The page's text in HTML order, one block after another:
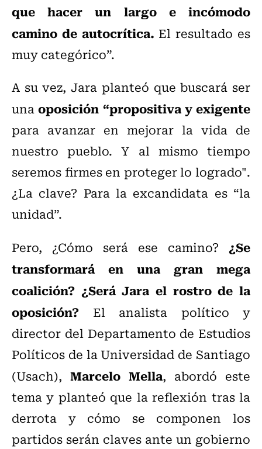
que hacer un largo e incómodo
camino de autocrítica. El resultado es
muy categórico”.
A su vez, Jara planteó que buscará ser
unaoposición “propositiva y exigente
para avanzar en mejorar la vida de
nuestro pueblo. Y al mismo tiempo
seremos firmes en proteger lo logrado".
¿La clave? Para la excandidata es “la
unidad”.
Pero, ¿Cómo será ese camino? ¿Se
transformará en una gran mega
coalición? ¿Será Jara el rostro de la
oposición? El analista político y
director del Departamento de Estudios
Políticos de la Universidad de Santiago
(Usach), Marcelo Mella, abordó este
tema y planteó que la reflexión tras la
derrota y cómo se componen los
partidos serán claves ante un gobierno